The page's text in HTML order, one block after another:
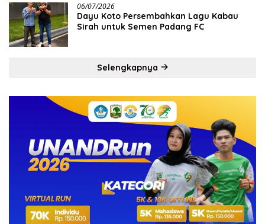
06/07/2026
Dayu Koto Persembahkan Lagu Kabau
Sirah untuk Semen Padang FC
Selengkapnya